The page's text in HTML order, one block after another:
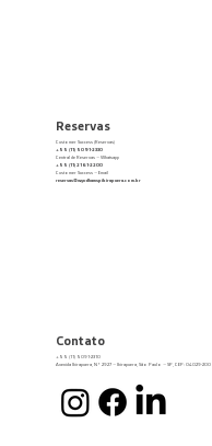
Reservas
Customer Success (Reservas)
+55 (11) 5091-2330
Central de Reservas – Whatsapp
+55 (11) 2161-2200
Customer Success – Email
reservas@wyndhamspibirapuera.com.br
Contato
+55 (11) 5091-2310
Avenida Ibirapuera, Nº 2927 – Ibirapuera, São Paulo – SP, CEP: 04029-200